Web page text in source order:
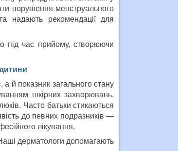
порушення менструального
надають рекомендації для
під час прийому, створюючи
а й показник загального стану
шкірних захворювань,
Часто батьки стикаються
до певних подразників —
лікування.
Наші дерматологи допомагають